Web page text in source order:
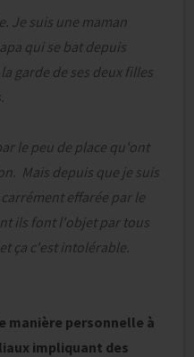
Je suis une maman
qui se bat depuis
garde de ses deux filles
le peu de place qu'ont
Mais depuis que je suis
effarée par le
ils font l'objet par tous
ça c'est intolérable.
manière personnelle à
impliquant des